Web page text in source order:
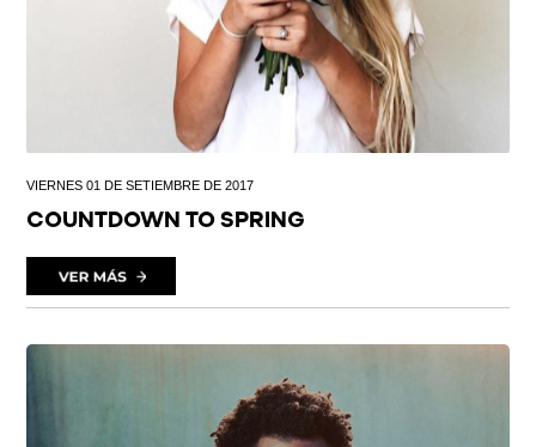
VIERNES 01 DE SETIEMBRE DE 2017
COUNTDOWN TO SPRING